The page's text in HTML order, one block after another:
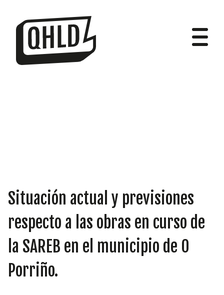
INICIATIVAS
Situación actual y previsiones
respecto a las obras en curso de
la SAREB en el municipio de O
Porriño.